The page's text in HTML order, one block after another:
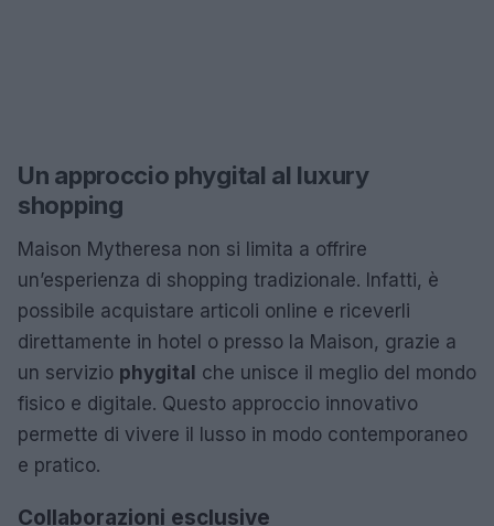
Un approccio phygital al luxury
shopping
Maison Mytheresa non si limita a offrire
un’esperienza di shopping tradizionale. Infatti, è
possibile acquistare articoli online e riceverli
direttamente in hotel o presso la Maison, grazie a
un servizio phygital che unisce il meglio del mondo
fisico e digitale. Questo approccio innovativo
permette di vivere il lusso in modo contemporaneo
e pratico.
Collaborazioni esclusive